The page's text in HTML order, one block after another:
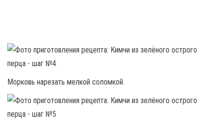
Морковь нарезать мелкой соломкой.